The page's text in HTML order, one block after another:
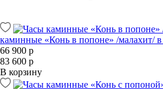
каминные «Конь в попоне» /малахит/
66 900 р
83 600 р
В корзину